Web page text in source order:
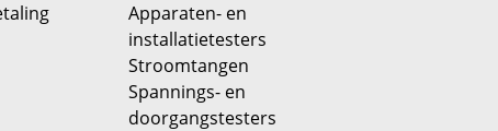
Apparaten- en
installatietesters
Stroomtangen
Spannings- en
doorgangstesters